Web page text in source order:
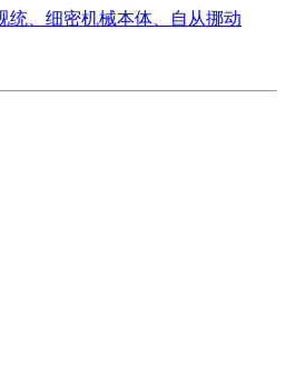
统、细密机械本体、自从挪动